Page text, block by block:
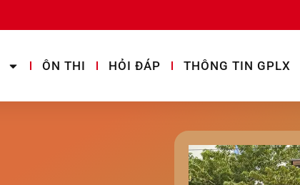
ÔN THI HỎI ĐÁP THÔNG TIN GPLX